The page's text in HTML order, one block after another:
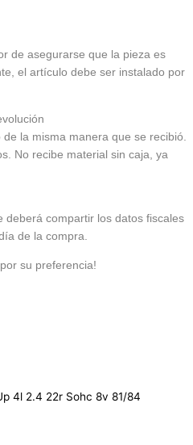
de asegurarse que la pieza es
el artículo debe ser instalado por
la misma manera que se recibió.
No recibe material sin caja, ya
deberá compartir los datos fiscales
de la compra.
su preferencia!
4l 2.4 22r Sohc 8v 81/84